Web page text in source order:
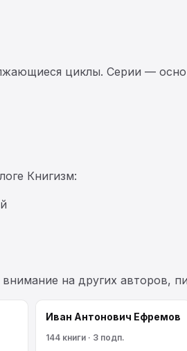
циклы. Серии —
Книгизм:
на других авторов,
Иван Антонович Ефремов
144 книги · 3 подп.